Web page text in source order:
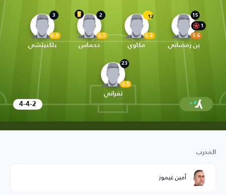
3
6.4
بلكنيتشي
2
6.5
دحماس
12
6.6
مكاوي
15
5.6
1
بن رمضاني
23
6.5
تفراني
4-4-2
المدرب
أمين غيموز